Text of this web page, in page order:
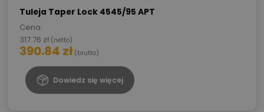
Tuleja Taper Lock 4545/95 APT
Cena:
317.76 zł (netto)
390.84 zł (brutto)
Dowiedz się więcej